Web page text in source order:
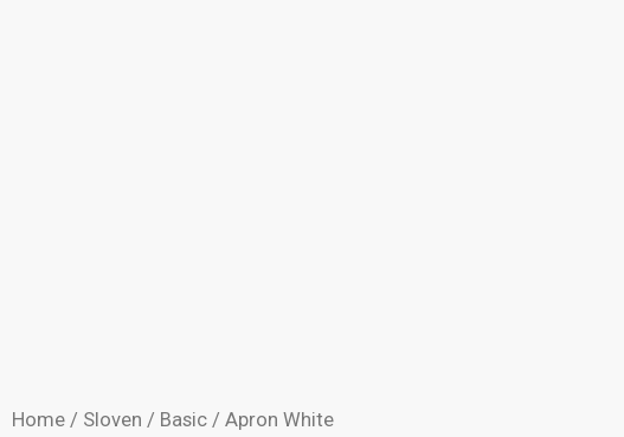
Home / Sloven / Basic / Apron White